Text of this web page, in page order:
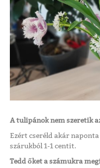
A tulipánok nem szeretik
Ezért cseréld akár
szárukból 1-1 centit.
Tedd őket a számukra